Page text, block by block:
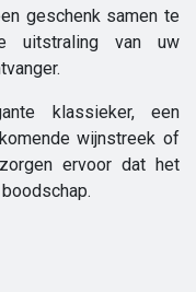
geschenk samen te
uitstraling van uw
klassieker, een
wijnstreek of
ervoor dat het